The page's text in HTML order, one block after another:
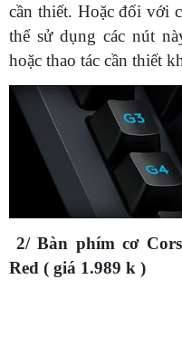
cần thiết. Hoặc đối với
thể sử dụng các nút
hoặc thao tác cần thiết
2/ Bàn phím cơ
Red ( giá 1.989 k )